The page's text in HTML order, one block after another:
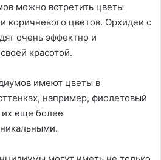
можно встретить цветы
коричневого цветов. Орхидеи с
очень эффектно и
красотой.
имеют цветы в
например, фиолетовый
их еще более